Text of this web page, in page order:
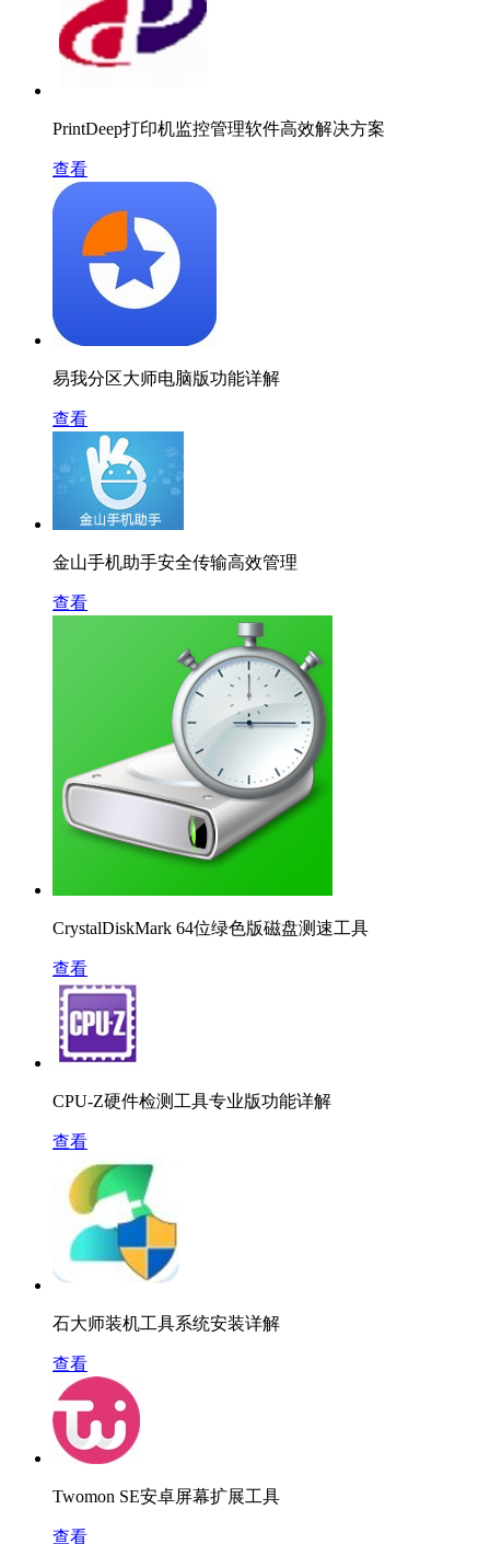
PrintDeep打印机监控管理软件高效解决方案
查看
易我分区大师电脑版功能详解
查看
金山手机助手安全传输高效管理
查看
CrystalDiskMark 64位绿色版磁盘测速工具
查看
CPU-Z硬件检测工具专业版功能详解
查看
石大师装机工具系统安装详解
查看
Twomon SE安卓屏幕扩展工具
查看